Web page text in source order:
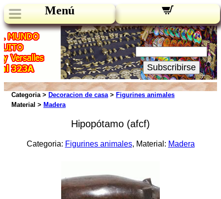
Menú
Novedades:
Su Email:
Subscribirse
Categoria > Decoracion de casa> Figurines animales
Material > Madera
Hipopótamo (afcf)
Categoria: Figurines animales, Material: Madera